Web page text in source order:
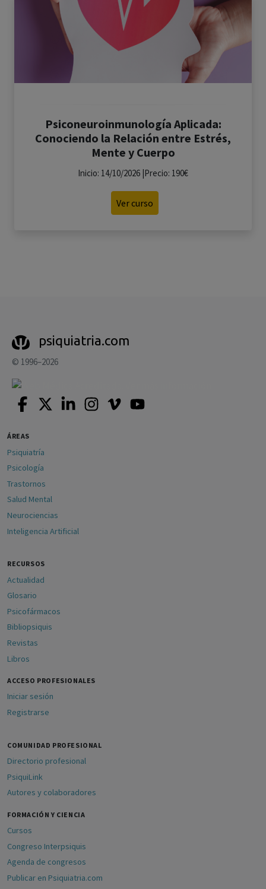
Psiconeuroinmunología Aplicada:
Conociendo la Relación entre Estrés,
Mente y Cuerpo
Inicio: 14/10/2026 |Precio: 190€
Ver curso
psiquiatria.com
© 1996–2026
ÁREAS
Psiquiatría
Psicología
Trastornos
Salud Mental
Neurociencias
Inteligencia Artificial
RECURSOS
Actualidad
Glosario
Psicofármacos
Bibliopsiquis
Revistas
Libros
ACCESO PROFESIONALES
Iniciar sesión
Registrarse
COMUNIDAD PROFESIONAL
Directorio profesional
PsiquiLink
Autores y colaboradores
FORMACIÓN Y CIENCIA
Cursos
Congreso Interpsiquis
Agenda de congresos
Publicar en Psiquiatria.com